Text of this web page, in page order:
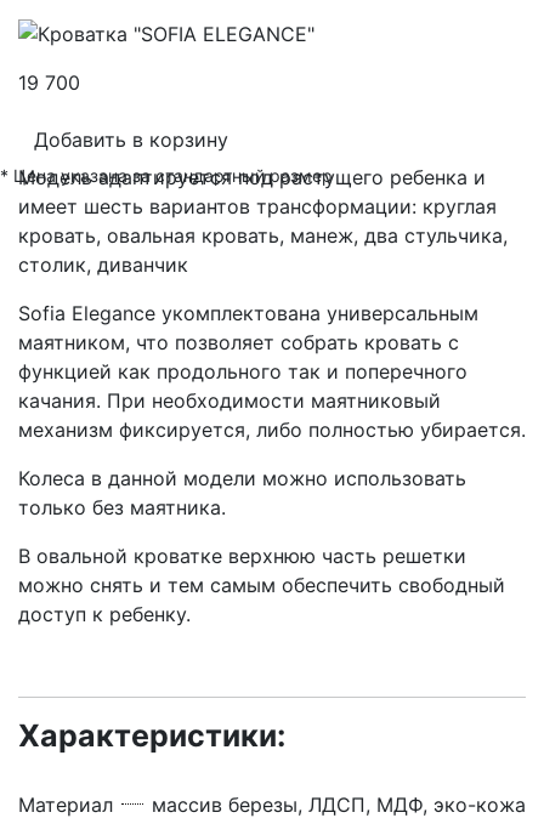
19 700
Добавить в корзину
* Цена указана за стандартный размер
Модель адаптируется под растущего ребенка и
имеет шесть вариантов трансформации: круглая
кровать, овальная кровать, манеж, два стульчика,
столик, диванчик
Sofia Elegance укомплектована универсальным
маятником, что позволяет собрать кровать с
функцией как продольного так и поперечного
качания. При необходимости маятниковый
механизм фиксируется, либо полностью убирается.
Колеса в данной модели можно использовать
только без маятника.
В овальной кроватке верхнюю часть решетки
можно снять и тем самым обеспечить свободный
доступ к ребенку.
Характеристики:
Материал массив березы, ЛДСП, МДФ, эко-кожа